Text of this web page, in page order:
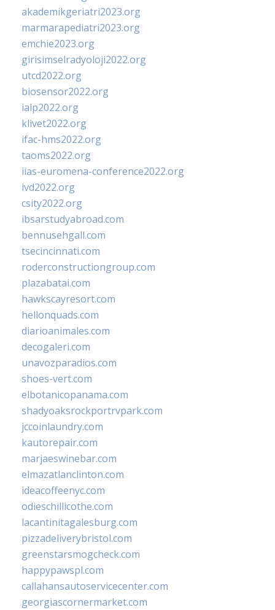
akademikgeriatri2023.org
marmarapediatri2023.org
emchie2023.org
girisimselradyoloji2022.org
utcd2022.org
biosensor2022.org
ialp2022.org
klivet2022.org
ifac-hms2022.org
taoms2022.org
iias-euromena-conference2022.org
ivd2022.org
csity2022.org
ibsarstudyabroad.com
bennusehgall.com
tsecincinnati.com
roderconstructiongroup.com
plazabatai.com
hawkscayresort.com
hellonquads.com
diarioanimales.com
decogaleri.com
unavozparadios.com
shoes-vert.com
elbotanicopanama.com
shadyoaksrockportrvpark.com
jccoinlaundry.com
kautorepair.com
marjaeswinebar.com
elmazatlanclinton.com
ideacoffeenyc.com
odieschillicothe.com
lacantinitagalesburg.com
pizzadeliverybristol.com
greenstarsmogcheck.com
happypawspl.com
callahansautoservicecenter.com
georgiascornermarket.com